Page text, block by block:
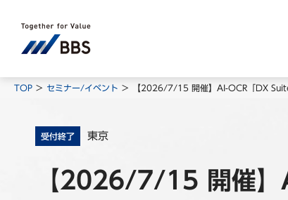
TOP セミナー/イベント 【2026/7/15 開催】AI-OCR「DX
受付終了 東京
【2026/7/15 開催】